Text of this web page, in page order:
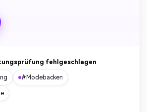
fehlgeschlagen
#Modebacken